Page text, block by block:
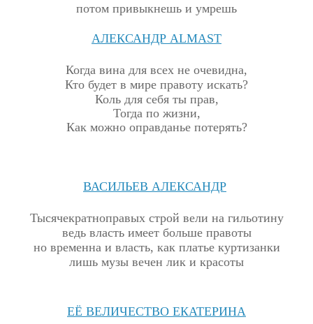
потом привыкнешь и умрешь
АЛЕКСАНДР ALMAST
Когда вина для всех не очевидна,
Кто будет в мире правоту искать?
Коль для себя ты прав,
Тогда по жизни,
Как можно оправданье потерять?
ВАСИЛЬЕВ АЛЕКСАНДР
Тысячекратноправых строй вели на гильотину
ведь власть имеет больше правоты
но временна и власть, как платье куртизанки
лишь музы вечен лик и красоты
ЕЁ ВЕЛИЧЕСТВО ЕКАТЕРИНА